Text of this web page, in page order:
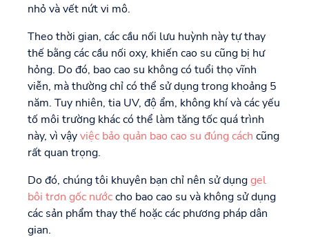
nhỏ và vết nứt vi mô.
Theo thời gian, các cầu nối lưu huỳnh này tự thay
thế bằng các cầu nối oxy, khiến cao su cũng bị hư
hỏng. Do đó, bao cao su không có tuổi thọ vĩnh
viễn, mà thường chỉ có thể sử dụng trong khoảng 5
năm. Tuy nhiên, tia UV, độ ẩm, không khí và các yếu
tố môi trường khác có thể làm tăng tốc quá trình
này, vì vậyviệc bảo quản bao cao su đúng cách cũng
rất quan trọng.
Do đó, chúng tôi khuyên bạn chỉ nên sử dụnggel
bôi trơn gốc nướccho bao cao su và không sử dụng
các sản phẩm thay thế hoặc các phương pháp dân
gian.